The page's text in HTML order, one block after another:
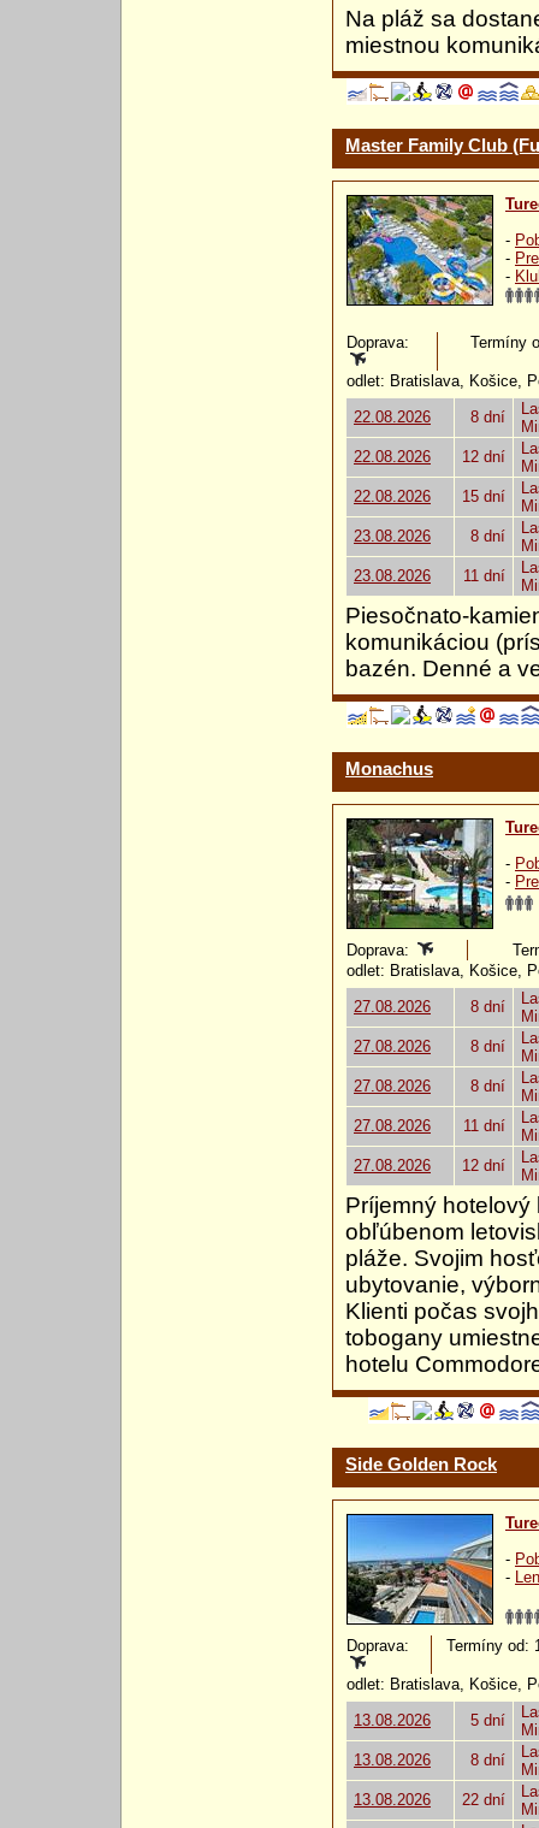
Na pláž sa
miestnou
Master Family Club
-
-
-
Doprava: Termíny
odlet: Bratislava, Košice,
22.08.2026
8 dní
22.08.2026
12 dní
22.08.2026
15 dní
23.08.2026
8 dní
23.08.2026
11 dní
Piesočnato-
komunikáciou
bazén. Denné a
Monachus
-
-
Doprava:
odlet: Bratislava, Košice,
27.08.2026
8 dní
27.08.2026
8 dní
27.08.2026
8 dní
27.08.2026
11 dní
27.08.2026
12 dní
Príjemný
obľúbenom
pláže. Svojim
ubytovanie,
Klienti počas
tobogany
hotelu
Side Golden Rock
-
-
Doprava: Termíny od:
odlet: Bratislava, Košice,
13.08.2026
5 dní
13.08.2026
8 dní
13.08.2026
22 dní